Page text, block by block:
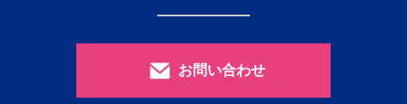
お問い合わせ